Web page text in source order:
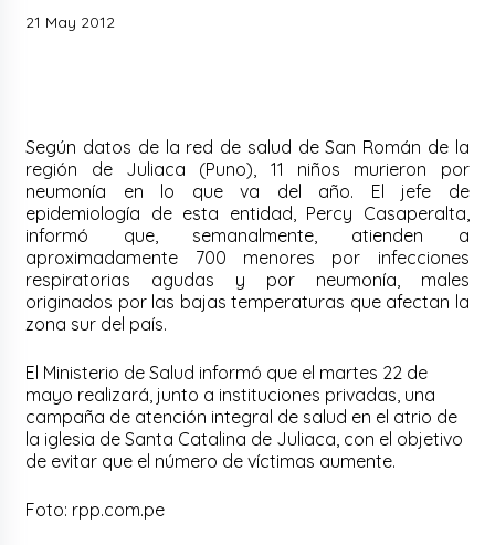
21 May 2012
Según datos de la red de salud de San Román de la
región de Juliaca (Puno), 11 niños murieron por
neumonía en lo que va del año. El jefe de
epidemiología de esta entidad, Percy Casaperalta,
informó que, semanalmente, atienden a
aproximadamente 700 menores por infecciones
respiratorias agudas y por neumonía, males
originados por las bajas temperaturas que afectan la
zona sur del país.
El Ministerio de Salud informó que el martes 22 de
mayo realizará, junto a instituciones privadas, una
campaña de atención integral de salud en el atrio de
la iglesia de Santa Catalina de Juliaca, con el objetivo
de evitar que el número de víctimas aumente.
Foto: rpp.com.pe